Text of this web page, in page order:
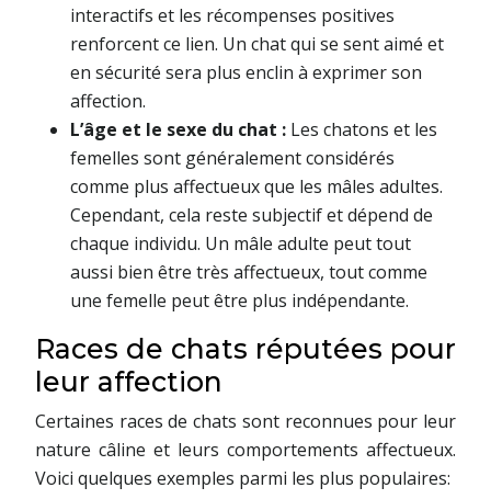
interactifs et les récompenses positives
renforcent ce lien. Un chat qui se sent aimé et
en sécurité sera plus enclin à exprimer son
affection.
L’âge et le sexe du chat : Les chatons et les
femelles sont généralement considérés
comme plus affectueux que les mâles adultes.
Cependant, cela reste subjectif et dépend de
chaque individu. Un mâle adulte peut tout
aussi bien être très affectueux, tout comme
une femelle peut être plus indépendante.
Races de chats réputées pour
leur affection
Certaines races de chats sont reconnues pour leur
nature câline et leurs comportements affectueux.
Voici quelques exemples parmi les plus populaires: